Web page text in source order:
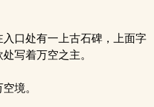
口处有一上古石碑，上面字
写着万空之主。
境。